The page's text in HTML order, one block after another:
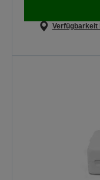
Verfügbarkeit